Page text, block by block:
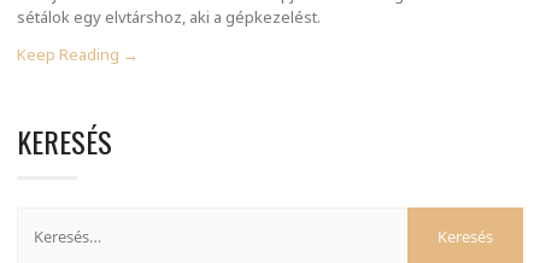
sétálok egy elvtárshoz, aki a gépkezelést.
Keep Reading →
KERESÉS